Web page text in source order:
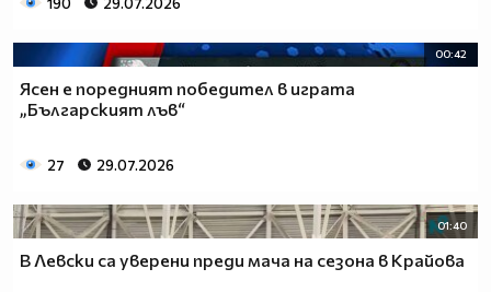
00:42
Ясен е поредният победител в играта
„Българският лъв“
27 29.07.2026
01:40
В Левски са уверени преди мача на сезона в Крайова